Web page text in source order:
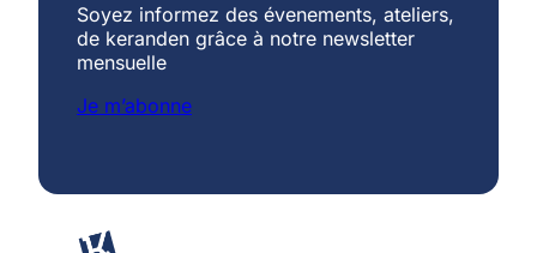
Soyez informez des évenements, ateliers,
de keranden grâce à notre newsletter
mensuelle
Je m’abonne